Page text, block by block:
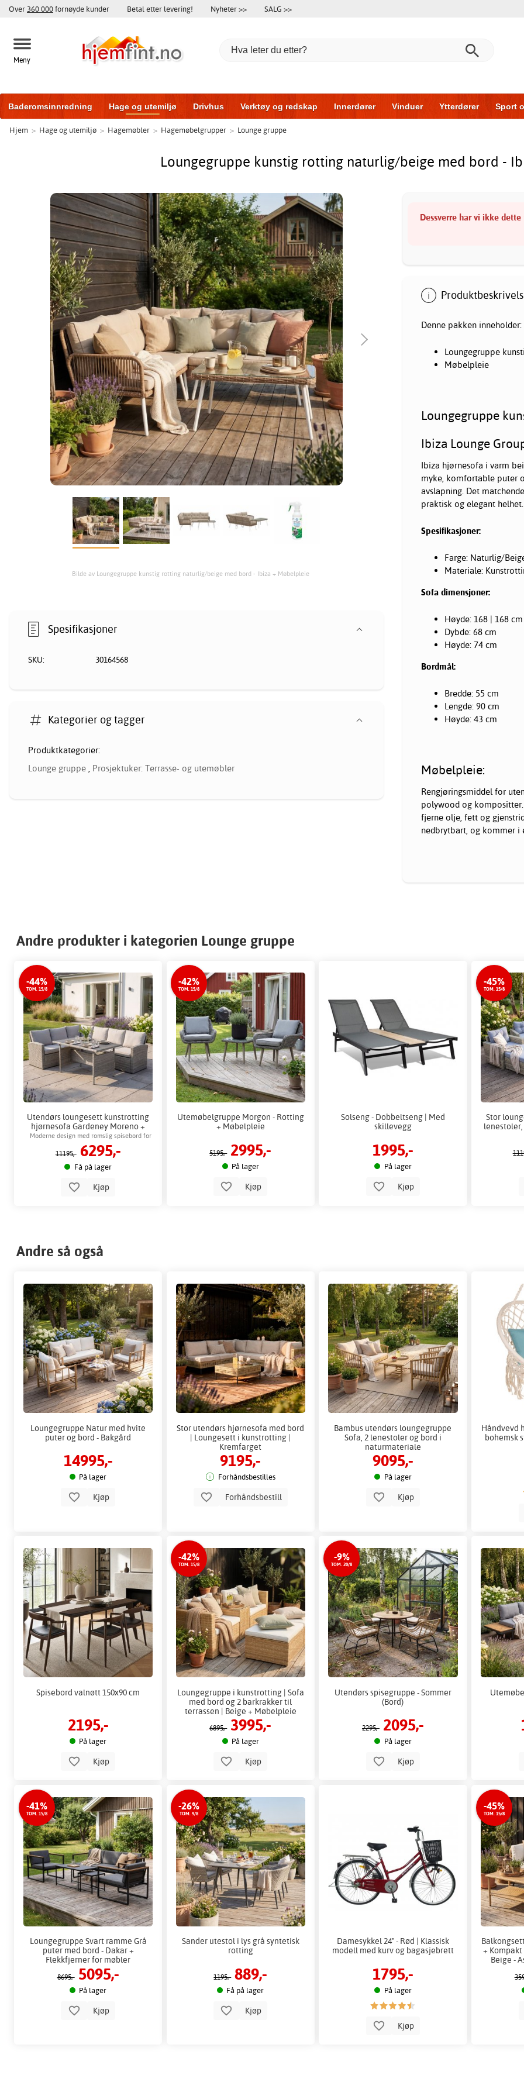
Over 360 000fornøyde kunder Betal etter levering! Nyheter >> SALG >>
Meny
Baderomsinnredning Hage og utemiljø Drivhus Verktøy og redskap Innerdører Vinduer Ytterdører Sport
Hytter og friggeboder Baderomsmøbler Treningsutstyr Garasjeporter
Hjem > Hage og utemiljø > Hagemøbler > Hagemøbelgrupper > Lounge gruppe
Loungegruppe kunstig rotting naturlig/beige med bord -
Bilde av Loungegruppe kunstig rotting naturlig/beige med bord - Ibiza + Møbelpleie
Dessverre har vi ikke
Denne pakken inneholder:
Loungegruppe
Møbelpleie
Loungegruppe
Ibiza Lounge
Ibiza hjørnesofa i varm
myke, komfortable puter
avslapning. Det
praktisk og elegant helhet.
Spesifikasjoner:
Farge: Naturlig/
Materiale:
Sofa dimensjoner:
Høyde: 168 | 168 cm
Dybde: 68 cm
Høyde: 74 cm
Bordmål:
Bredde: 55 cm
Lengde: 90 cm
Høyde: 43 cm
Møbelpleie:
Rengjøringsmiddel for
polywood og
fjerne olje, fett og
nedbrytbart, og kommer i
Spesifikasjoner
SKU: 30164568
Kategorier og tagger
Produktkategorier:
Lounge gruppe , Prosjektuker: Terrasse- og utemøbler
Andre produkter i kategorien Lounge gruppe
-44%
TOM. 15/8
Utendørs loungesett kunstrotting
hjørnesofa Gardeney Moreno +
Møbelpleie
Moderne design med romslig spisebord for
familien
11195,- 6295,-
Få på lager
Kjøp
-42%
TOM. 15/8
Utemøbelgruppe Morgon - Rotting
+ Møbelpleie
5195,- 2995,-
På lager
Kjøp
Solseng - Dobbeltseng | Med
skillevegg
1995,-
På lager
Kjøp
-45%
TOM. 15/8
Stor
lenestoler,
Andre så også
Loungegruppe Natur med hvite
puter og bord - Bakgård
14995,-
På lager
Kjøp
Stor utendørs hjørnesofa med bord
| Loungesett i kunstrotting |
Kremfarget
9195,-
Forhåndsbestilles
Forhåndsbestill
Bambus utendørs loungegruppe
Sofa, 2 lenestoler og bord i
naturmateriale
9095,-
På lager
Kjøp
Håndvevd
bohemsk
Spisebord valnøtt 150x90 cm
2195,-
På lager
Kjøp
-42%
TOM. 15/8
Loungegruppe i kunstrotting | Sofa
med bord og 2 barkrakker til
terrassen | Beige + Møbelpleie
6895,- 3995,-
På lager
Kjøp
-9%
TOM. 20/8
Utendørs spisegruppe - Sommer
(Bord)
2295,- 2095,-
På lager
Kjøp
-41%
TOM. 15/8
Loungegruppe Svart ramme Grå
puter med bord - Dakar +
Flekkfjerner for møbler
8695,- 5095,-
På lager
Kjøp
-26%
TOM. 9/8
Sander utestol i lys grå syntetisk
rotting
1195,- 889,-
Få på lager
Kjøp
Damesykkel 24" - Rød | Klassisk
modell med kurv og bagasjebrett
1795,-
På lager
Kjøp
-45%
TOM. 15/8
+
Beige -